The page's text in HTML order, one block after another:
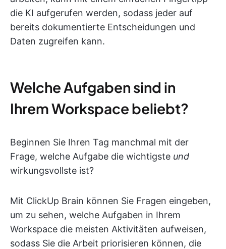
die KI aufgerufen werden, sodass jeder auf
bereits dokumentierte Entscheidungen und
Daten zugreifen kann.
Welche Aufgaben sind in
Ihrem Workspace beliebt?
Beginnen Sie Ihren Tag manchmal mit der
Frage, welche Aufgabe die wichtigste und
wirkungsvollste ist?
Mit ClickUp Brain können Sie Fragen eingeben,
um zu sehen, welche Aufgaben in Ihrem
Workspace die meisten Aktivitäten aufweisen,
sodass Sie die Arbeit priorisieren können, die